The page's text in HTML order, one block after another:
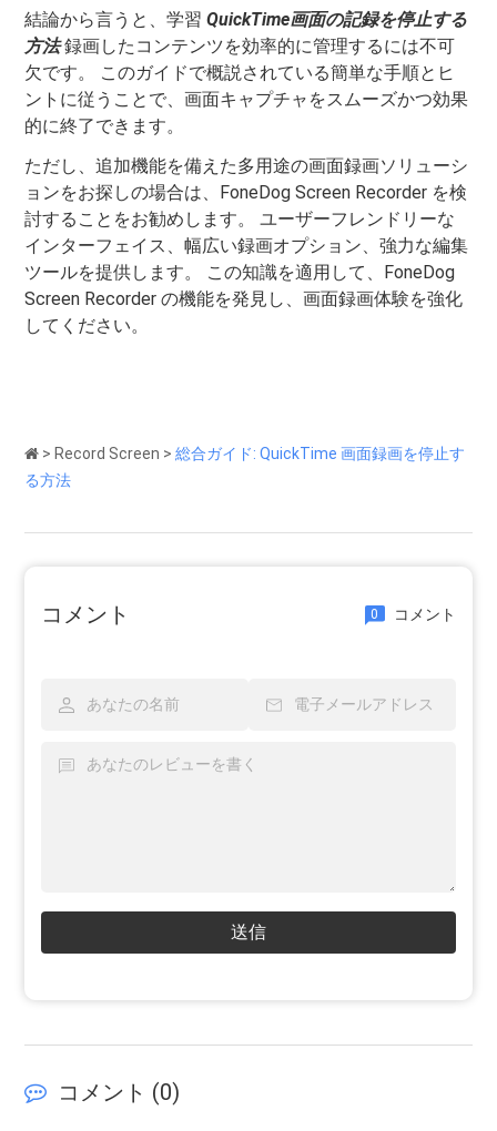
結論から言うと、学習QuickTime画面の記録を停止する
方法録画したコンテンツを効率的に管理するには不可
欠です。 このガイドで概説されている簡単な手順とヒ
ントに従うことで、画面キャプチャをスムーズかつ効果
的に終了できます。
ただし、追加機能を備えた多用途の画面録画ソリューシ
ョンをお探しの場合は、FoneDog Screen Recorder を検
討することをお勧めします。 ユーザーフレンドリーな
インターフェイス、幅広い録画オプション、強力な編集
ツールを提供します。 この知識を適用して、FoneDog
Screen Recorder の機能を発見し、画面録画体験を強化
してください。
> Record Screen >総合ガイド: QuickTime 画面録画を停止す
る方法
コメント 0 コメント
送信
コメント (0)